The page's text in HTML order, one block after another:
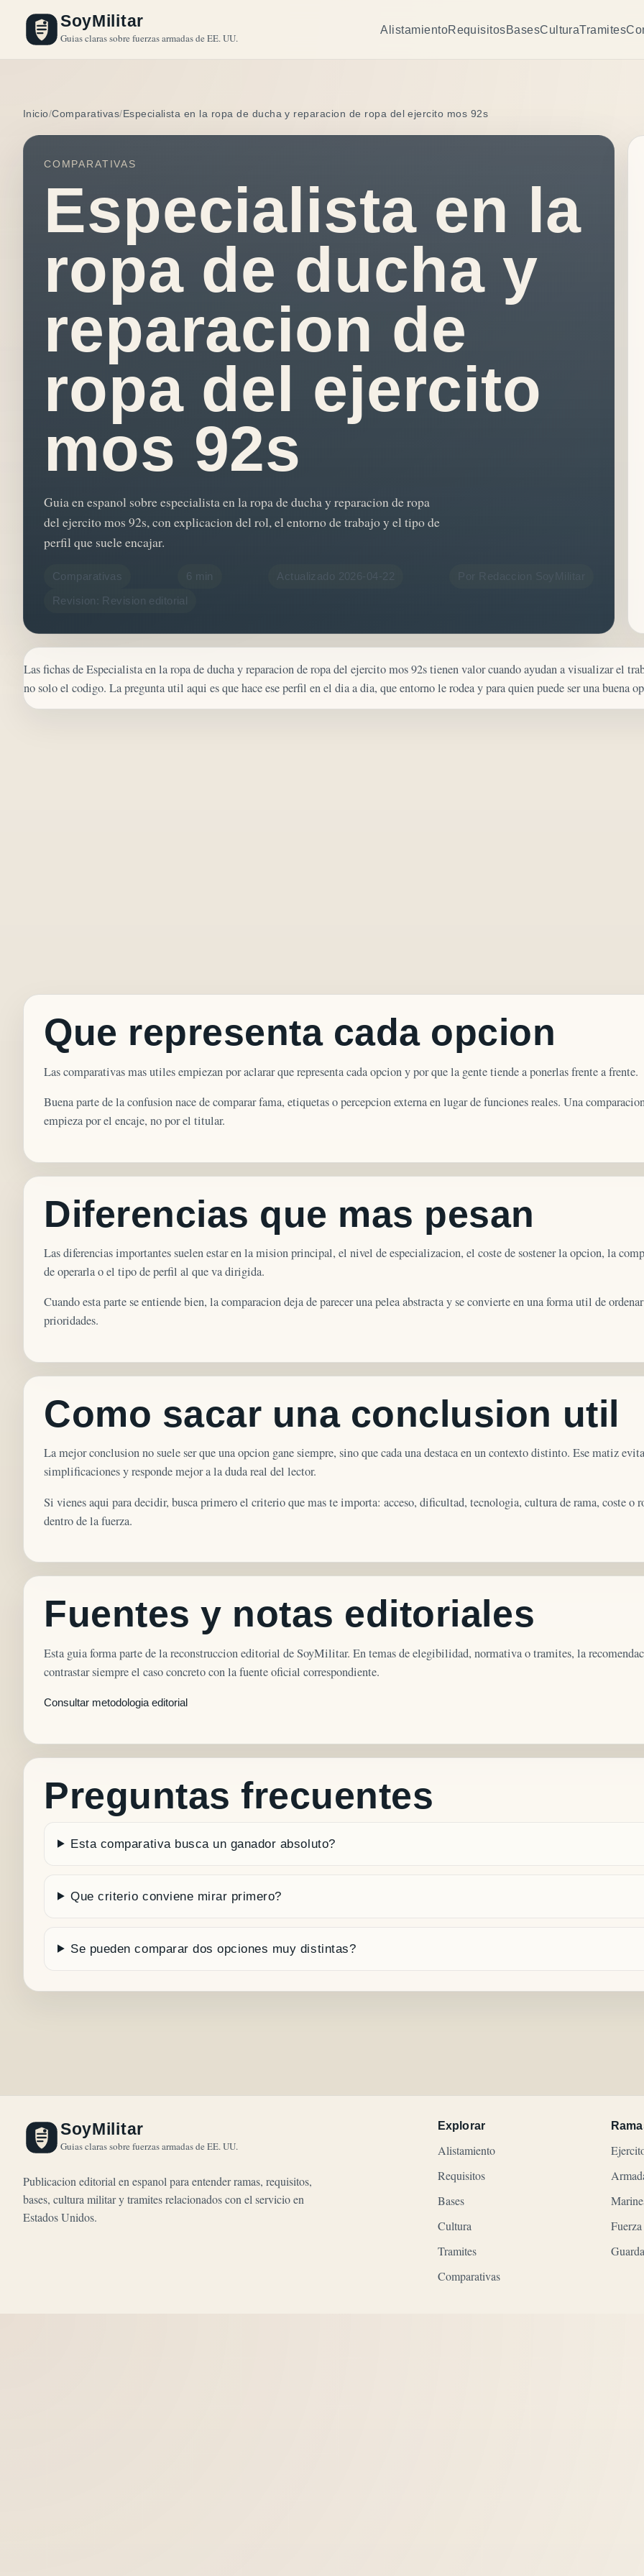
SoyMilitar
Guias claras sobre fuerzas armadas de EE. UU.
AlistamientoRequisitosBasesCulturaTramites
Inicio Comparativas Especialista en la ropa de ducha y reparacion de ropa del ejercito mos 92s
COMPARATIVAS
Especialista en la
ropa de ducha y
reparacion de
ropa del ejercito
mos 92s
Guia en espanol sobre especialista en la ropa de ducha y reparacion de ropa
del ejercito mos 92s, con explicacion del rol, el entorno de trabajo y el tipo de
perfil que suele encajar.
Comparativas 6 min Actualizado 2026-04-22
Revision: Revision editorial
Las fichas de Especialista en la ropa de ducha y reparacion de ropa del ejercito mos 92s tienen valor cuando ayudan a visualizar el
no solo el codigo. La pregunta util aqui es que hace ese perfil en el dia a dia, que entorno le rodea y para quien puede ser una buena
Que representa cada opcion
Las comparativas mas utiles empiezan por aclarar que representa cada opcion y por que la gente tiende a ponerlas frente a frente.
Buena parte de la confusion nace de comparar fama, etiquetas o percepcion externa en lugar de funciones reales. Una
empieza por el encaje, no por el titular.
Diferencias que mas pesan
Las diferencias importantes suelen estar en la mision principal, el nivel de especializacion, el coste de sostener la opcion, la
de operarla o el tipo de perfil al que va dirigida.
Cuando esta parte se entiende bien, la comparacion deja de parecer una pelea abstracta y se convierte en una forma util de ordenar
prioridades.
Como sacar una conclusion util
La mejor conclusion no suele ser que una opcion gane siempre, sino que cada una destaca en un contexto distinto. Ese matiz evita
simplificaciones y responde mejor a la duda real del lector.
Si vienes aqui para decidir, busca primero el criterio que mas te importa: acceso, dificultad, tecnologia, cultura de rama, coste o
dentro de la fuerza.
Fuentes y notas editoriales
Esta guia forma parte de la reconstruccion editorial de SoyMilitar. En temas de elegibilidad, normativa o tramites, la
contrastar siempre el caso concreto con la fuente oficial correspondiente.
Consultar metodologia editorial
Preguntas frecuentes
Esta comparativa busca un ganador absoluto?
Que criterio conviene mirar primero?
Se pueden comparar dos opciones muy distintas?
SoyMilitar
Guias claras sobre fuerzas armadas de EE. UU.
Publicacion editorial en espanol para entender ramas, requisitos,
bases, cultura militar y tramites relacionados con el servicio en
Estados Unidos.
Explorar
Alistamiento
Requisitos
Bases
Cultura
Tramites
Comparativas